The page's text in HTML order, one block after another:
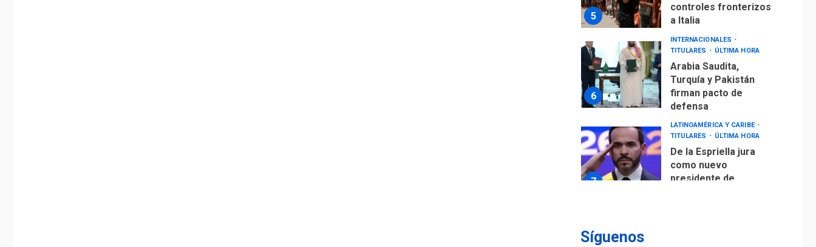
5
controles fronterizos
a Italia
6
INTERNACIONALES
TITULARES
ÚLTIMA HORA
Arabia Saudita,
Turquía y Pakistán
firman pacto de
defensa
7
LATINOAMÉRICA Y CARIBE
TITULARES
ÚLTIMA HORA
De la Espriella jura
como nuevo
presidente de
Síguenos